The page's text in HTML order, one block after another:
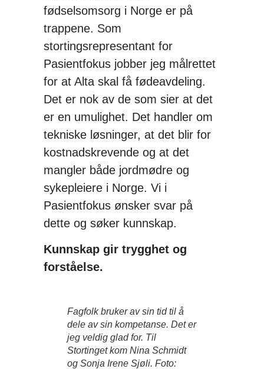
fødselsomsorg i Norge er på
trappene. Som
stortingsrepresentant for
Pasientfokus jobber jeg målrettet
for at Alta skal få fødeavdeling.
Det er nok av de som sier at det
er en umulighet. Det handler om
tekniske løsninger, at det blir for
kostnadskrevende og at det
mangler både jordmødre og
sykepleiere i Norge. Vi i
Pasientfokus ønsker svar på
dette og søker kunnskap.
Kunnskap gir trygghet og
forståelse.
Fagfolk bruker av sin tid til å
dele av sin kompetanse. Det er
jeg veldig glad for. Til
Stortinget kom Nina Schmidt
og Sonja Irene Sjøli. Foto: